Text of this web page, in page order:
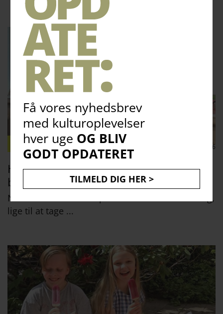
Få vores nyhedsbrev
med kulturoplevelser
hver uge OG BLIV
GODT OPDATERET
TILMELD DIG HER >
KULTUR:NYT 30 juni 2026
Hent en pose med ferielæsning på
biblioteket
Nu kan du bestille en pose med sommerlæsning,
lige til at tage ...